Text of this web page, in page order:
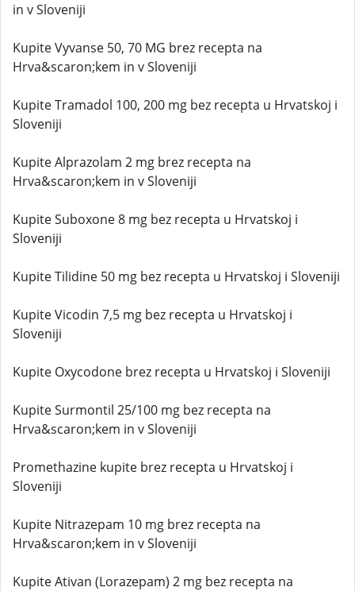
in v Sloveniji
Kupite Vyvanse 50, 70 MG brez recepta na
Hrva&scaron;kem in v Sloveniji
Kupite Tramadol 100, 200 mg bez recepta u Hrvatskoj i
Sloveniji
Kupite Alprazolam 2 mg brez recepta na
Hrva&scaron;kem in v Sloveniji
Kupite Suboxone 8 mg bez recepta u Hrvatskoj i
Sloveniji
Kupite Tilidine 50 mg bez recepta u Hrvatskoj i Sloveniji
Kupite Vicodin 7,5 mg bez recepta u Hrvatskoj i
Sloveniji
Kupite Oxycodone brez recepta u Hrvatskoj i Sloveniji
Kupite Surmontil 25/100 mg bez recepta na
Hrva&scaron;kem in v Sloveniji
Promethazine kupite brez recepta u Hrvatskoj i
Sloveniji
Kupite Nitrazepam 10 mg brez recepta na
Hrva&scaron;kem in v Sloveniji
Kupite Ativan (Lorazepam) 2 mg bez recepta na